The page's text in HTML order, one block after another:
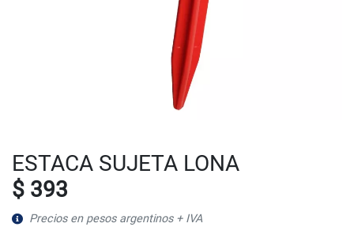
ESTACA SUJETA LONA
$ 393
Precios en pesos argentinos + IVA